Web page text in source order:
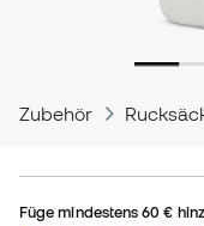
Zubehör
Füge mindestens60 €